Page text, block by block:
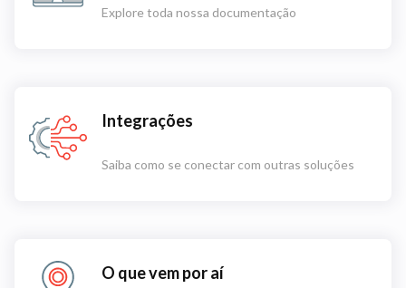
Explore toda nossa documentação
Integrações
Saiba como se conectar com outras soluções
O que vem por aí